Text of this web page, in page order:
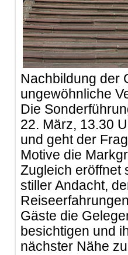
Nachbildung der
ungewöhnliche
Die
22. März, 13.30
und geht der
Motive die
Zugleich eröffnet
stiller Andacht,
Gäste die
besichtigen und
nächster Nähe